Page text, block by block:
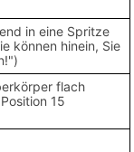
in eine Spritze
können hinein, Sie
flach
15